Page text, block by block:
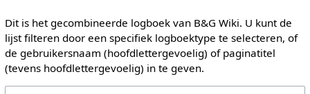
Dit is het gecombineerde logboek van B&G Wiki. U kunt de
lijst filteren door een specifiek logboektype te selecteren, of
de gebruikersnaam (hoofdlettergevoelig) of paginatitel
(tevens hoofdlettergevoelig) in te geven.